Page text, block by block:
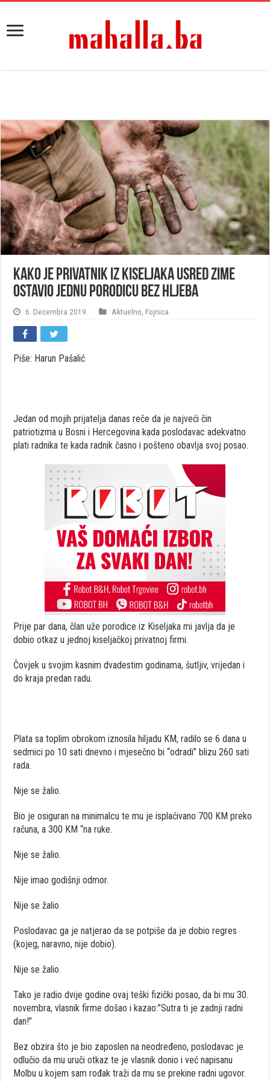
Kako je privatnik iz Kiseljaka usred zime
ostavio jednu porodicu bez hljeba
6. Decembra 2019. Aktuelno Fojnica
Piše: Harun Pašalić
Jedan od mojih prijatelja danas reče da je najveći čin
patriotizma u Bosni i Hercegovina kada poslodavac adekvatno
plati radnika te kada radnik časno i pošteno obavlja svoj posao.
Prije par dana, član uže porodice iz Kiseljaka mi javlja da je
dobio otkaz u jednoj kiseljačkoj privatnoj firmi.
Čovjek u svojim kasnim dvadestim godinama, šutljiv, vrijedan i
do kraja predan radu.
Plata sa toplim obrokom iznosila hiljadu KM, radilo se 6 dana u
sedmici po 10 sati dnevno i mjesečno bi “odradi” blizu 260 sati
rada.
Nije se žalio.
Bio je osiguran na minimalcu te mu je isplaćivano 700 KM preko
računa, a 300 KM “na ruke.
Nije se žalio.
Nije imao godišnji odmor.
Nije se žalio.
Poslodavac ga je natjerao da se potpiše da je dobio regres
(kojeg, naravno, nije dobio).
Nije se žalio.
Tako je radio dvije godine ovaj teški fizički posao, da bi mu 30.
novembra, vlasnik firme došao i kazao:”Sutra ti je zadnji radni
dan!”
Bez obzira što je bio zaposlen na neodređeno, poslodavac je
odlučio da mu uruči otkaz te je vlasnik donio i već napisanu
Molbu u kojem sam rođak traži da mu se prekine radni ugovor.